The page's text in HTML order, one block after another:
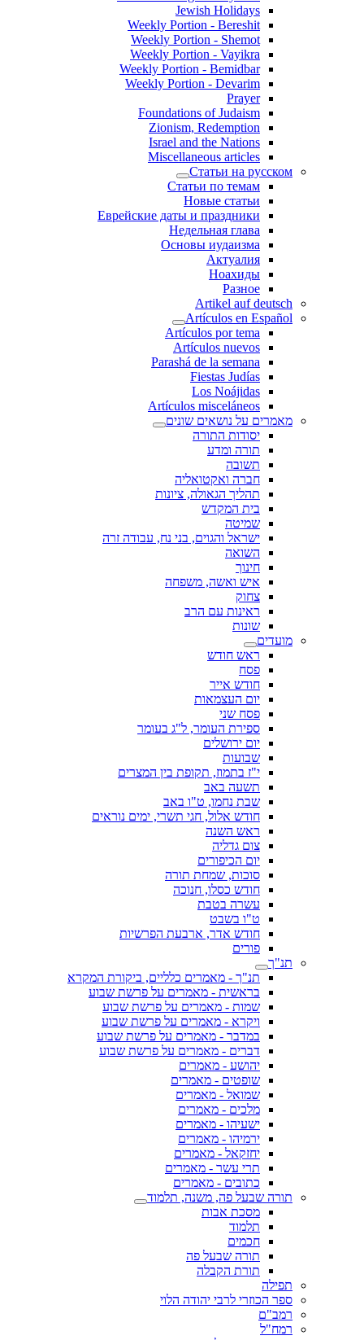
Jewish Holidays
Weekly Portion - Bereshit
Weekly Portion - Shemot
Weekly Portion - Vayikra
Weekly Portion - Bemidbar
Weekly Portion - Devarim
Prayer
Foundations of Judaism
Zionism, Redemption
Israel and the Nations
Miscellaneous articles
Статьи на русском
Статьи по темам
Новые статьи
Еврейские даты и праздники
Недельная глава
Основы иудаизма
Актуалия
Ноахиды
Разное
Artikel auf deutsch
Artículos en Español
Artículos por tema
Artículos nuevos
Parashá de la semana
Fiestas Judías
Los Noájidas
Artículos misceláneos
מאמרים על נושאים שונים
יסודות התורה
תורה ומדע
תשובה
חברה ואקטואליה
תהליך הגאולה, ציונות
בית המקדש
שמיטה
ישראל והגוים, בני נח, עבודה זרה
השואה
חינוך
איש ואשה, משפחה
צחוק
ראינות עם הרב
שונות
מועדים
ראש חודש
פסח
חודש אייר
יום העצמאות
פסח שני
ספירת העומר, ל"ג בעומר
יום ירושלים
שבועות
י"ז בתמוז, תקופת בין המצרים
תשעה באב
שבת נחמו, ט"ו באב
חודש אלול, חגי תשרי, ימים נוראים
ראש השנה
צום גדליה
יום הכיפורים
סוכות, שמחת תורה
חודש כסלו, חנוכה
עשרה בטבת
ט"ו בשבט
חודש אדר, ארבעת הפרשיות
פורים
תנ"ך
תנ"ך - מאמרים כלליים, ביקורת המקרא
בראשית - מאמרים על פרשת שבוע
שמות - מאמרים על פרשת שבוע
ויקרא - מאמרים על פרשת שבוע
במדבר - מאמרים על פרשת שבוע
דברים - מאמרים על פרשת שבוע
יהושע - מאמרים
שופטים - מאמרים
שמואל - מאמרים
מלכים - מאמרים
ישעיהו - מאמרים
ירמיהו - מאמרים
יחזקאל - מאמרים
תרי עשר - מאמרים
כתובים - מאמרים
תורה שבעל פה, משנה, תלמוד
מסכת אבות
תלמוד
חכמים
תורה שבעל פה
תורת הקבלה
תפילה
ספר הכוזרי לרבי יהודה הלוי
רמב"ם
רמח"ל